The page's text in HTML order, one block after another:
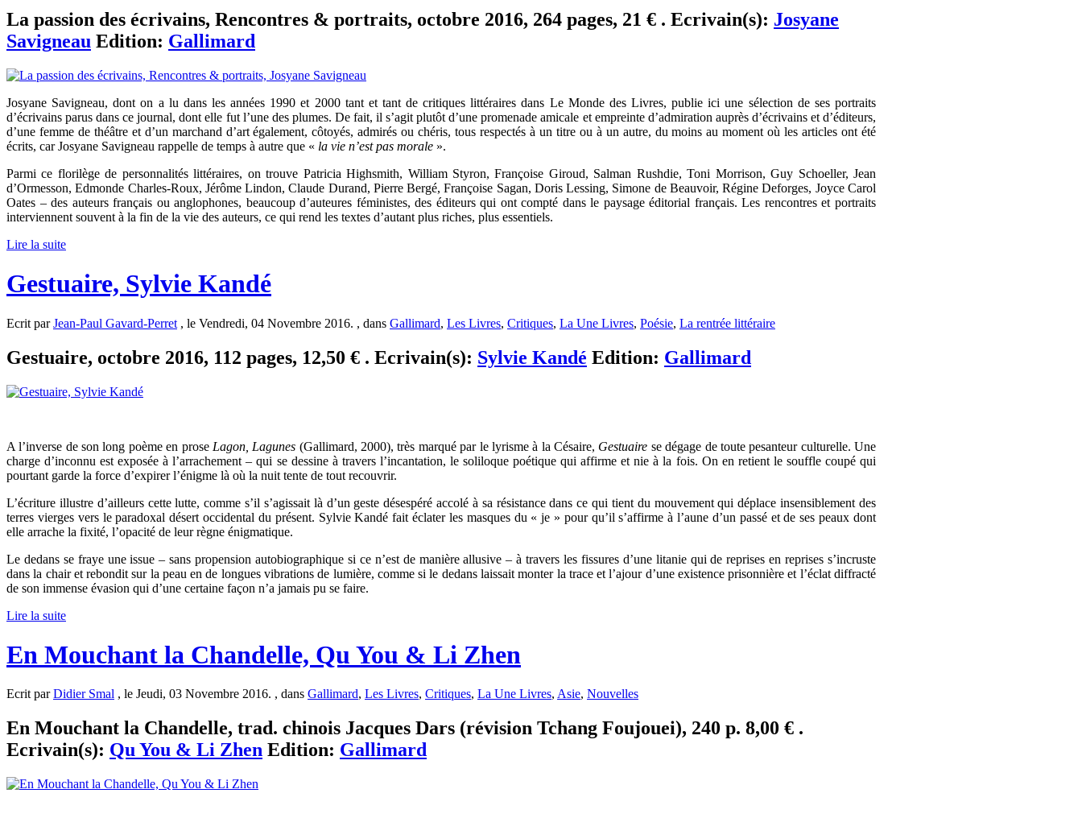
La passion des écrivains, Rencontres & portraits, octobre 2016, 264 pages, 21 € . Ecrivain(s): Josyane
Savigneau Edition: Gallimard
Josyane Savigneau, dont on a lu dans les années 1990 et 2000 tant et tant de critiques littéraires dans Le Monde des Livres, publie ici une sélection de ses portraits
d’écrivains parus dans ce journal, dont elle fut l’une des plumes. De fait, il s’agit plutôt d’une promenade amicale et empreinte d’admiration auprès d’écrivains et d’éditeurs,
d’une femme de théâtre et d’un marchand d’art également, côtoyés, admirés ou chéris, tous respectés à un titre ou à un autre, du moins au moment où les articles ont été
écrits, car Josyane Savigneau rappelle de temps à autre que « la vie n’est pas morale ».
Parmi ce florilège de personnalités littéraires, on trouve Patricia Highsmith, William Styron, Françoise Giroud, Salman Rushdie, Toni Morrison, Guy Schoeller, Jean
d’Ormesson, Edmonde Charles-Roux, Jérôme Lindon, Claude Durand, Pierre Bergé, Françoise Sagan, Doris Lessing, Simone de Beauvoir, Régine Deforges, Joyce Carol
Oates – des auteurs français ou anglophones, beaucoup d’auteures féministes, des éditeurs qui ont compté dans le paysage éditorial français. Les rencontres et portraits
interviennent souvent à la fin de la vie des auteurs, ce qui rend les textes d’autant plus riches, plus essentiels.
Lire la suite
Gestuaire, Sylvie Kandé
Ecrit parJean-Paul Gavard-Perret , le Vendredi, 04 Novembre 2016. , dans Gallimard, Les Livres, Critiques, La Une Livres, Poésie, La rentrée littéraire
Gestuaire, octobre 2016, 112 pages, 12,50 € . Ecrivain(s): Sylvie Kandé Edition: Gallimard
A l’inverse de son long poème en prose Lagon, Lagunes (Gallimard, 2000), très marqué par le lyrisme à la Césaire, Gestuaire se dégage de toute pesanteur culturelle. Une
charge d’inconnu est exposée à l’arrachement – qui se dessine à travers l’incantation, le soliloque poétique qui affirme et nie à la fois. On en retient le souffle coupé qui
pourtant garde la force d’expirer l’énigme là où la nuit tente de tout recouvrir.
L’écriture illustre d’ailleurs cette lutte, comme s’il s’agissait là d’un geste désespéré accolé à sa résistance dans ce qui tient du mouvement qui déplace insensiblement des
terres vierges vers le paradoxal désert occidental du présent. Sylvie Kandé fait éclater les masques du « je » pour qu’il s’affirme à l’aune d’un passé et de ses peaux dont
elle arrache la fixité, l’opacité de leur règne énigmatique.
Le dedans se fraye une issue – sans propension autobiographique si ce n’est de manière allusive – à travers les fissures d’une litanie qui de reprises en reprises s’incruste
dans la chair et rebondit sur la peau en de longues vibrations de lumière, comme si le dedans laissait monter la trace et l’ajour d’une existence prisonnière et l’éclat diffracté
de son immense évasion qui d’une certaine façon n’a jamais pu se faire.
Lire la suite
En Mouchant la Chandelle, Qu You & Li Zhen
Ecrit parDidier Smal , le Jeudi, 03 Novembre 2016. , dans Gallimard, Les Livres, Critiques, La Une Livres, Asie, Nouvelles
En Mouchant la Chandelle, trad. chinois Jacques Dars (révision Tchang Foujouei), 240 p. 8,00 € .
Ecrivain(s): Qu You & Li Zhen Edition: Gallimard